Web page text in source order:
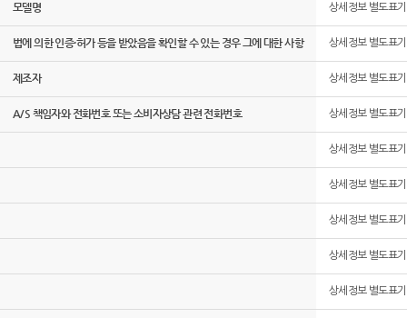
모델명 상세정보 별도표기
법에 의한 인증·허가 등을 받았음을 확인할 수 있는 경우 그에 대한 사항 상세정보 별도표기
제조자 상세정보 별도표기
A/S 책임자와 전화번호 또는 소비자상담 관련 전화번호 상세정보 별도표기
상세정보 별도표기
상세정보 별도표기
상세정보 별도표기
상세정보 별도표기
상세정보 별도표기